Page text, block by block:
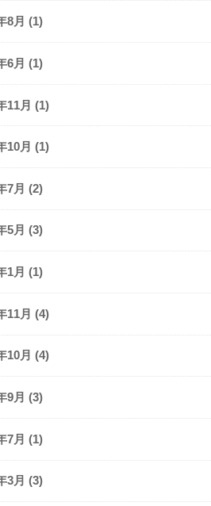
8月 (1)
6月 (1)
11月 (1)
10月 (1)
7月 (2)
5月 (3)
1月 (1)
11月 (4)
10月 (4)
9月 (3)
7月 (1)
3月 (3)